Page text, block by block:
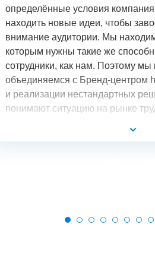
определённые условия
находить новые идеи, чтобы
внимание аудитории. Мы
которым нужны такие же
сотрудники, как нам. Поэтому мы
объединяемся с Бренд-центром
и реализации нестандартных
понимают ситуацию на рынке